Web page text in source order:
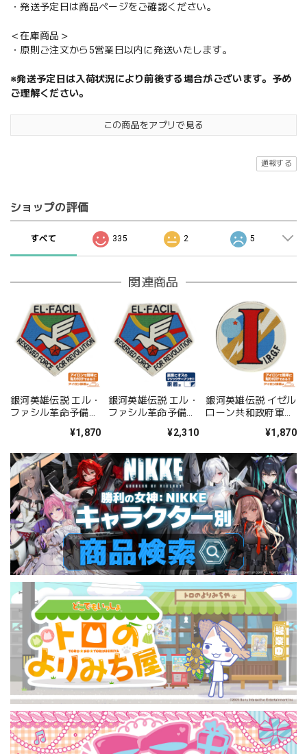
・発送予定日は商品ページをご確認ください。
＜在庫商品＞
・原則ご注文から5営業日以内に発送いたします。
※発送予定日は入荷状況により前後する場合がございます。予め
ご理解ください。
この商品をアプリで見る
通報する
ショップの評価
すべて 335 2 5
関連商品
銀河英雄伝説 エル・
ファシル革命予備軍
¥1,870
銀河英雄伝説 エル・
ファシル革命予備軍
¥2,310
銀河英雄伝説 イゼル
ローン共和政府軍章
¥1,870